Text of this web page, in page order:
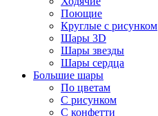
Поющие
Круглые с рисунком
Шары 3D
Шары звезды
Шары сердца
Большие шары
По цветам
С рисунком
С конфетти